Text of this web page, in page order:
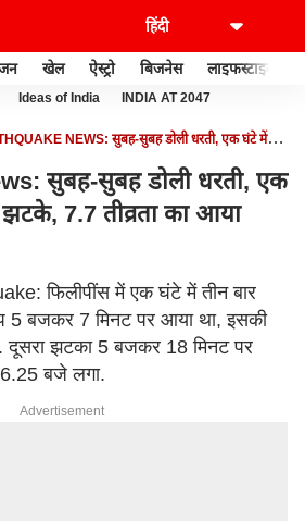
खेल ऐस्ट्रो बिजनेस लाइफस्टाइल
Ideas of India INDIA AT 2047
NEWS: सुबह-सुबह डोली धरती, एक घंटे में
सुबह-सुबह डोली धरती, एक
7.7 तीव्रता का आया
फिलीपींस में एक घंटे में तीन बार
बजकर 7 मिनट पर आया था, इसकी
दूसरा झटका 5 बजकर 18 मिनट पर
बजे लगा.
Advertisement